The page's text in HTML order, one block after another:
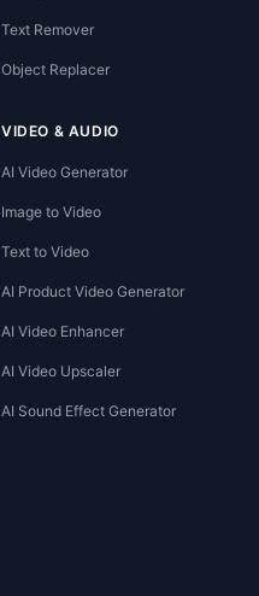
Text Remover
Object Replacer
VIDEO & AUDIO
AI Video Generator
Image to Video
Text to Video
AI Product Video Generator
AI Video Enhancer
AI Video Upscaler
AI Sound Effect Generator